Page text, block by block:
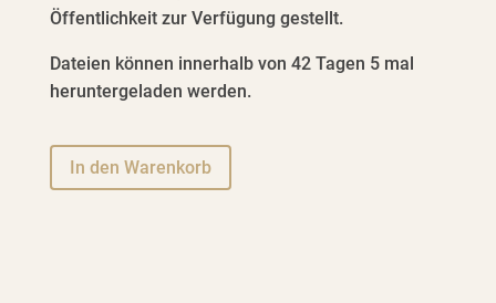
Öffentlichkeit zur Verfügung gestellt.
Dateien können innerhalb von 42 Tagen 5 mal
heruntergeladen werden.
In den Warenkorb
A